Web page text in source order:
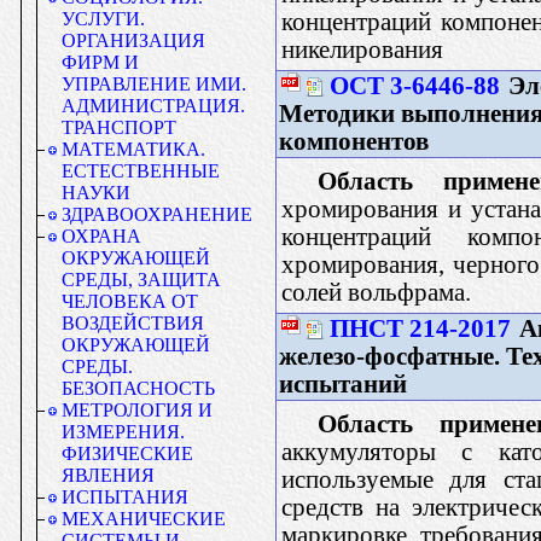
УСЛУГИ.
ОРГАНИЗАЦИЯ
ФИРМ И
УПРАВЛЕНИЕ ИМИ.
АДМИНИСТРАЦИЯ.
ТРАНСПОРТ
МАТЕМАТИКА.
ЕСТЕСТВЕННЫЕ
НАУКИ
ЗДРАВООХРАНЕНИЕ
ОХРАНА
ОКРУЖАЮЩЕЙ
СРЕДЫ, ЗАЩИТА
ЧЕЛОВЕКА ОТ
ВОЗДЕЙСТВИЯ
ОКРУЖАЮЩЕЙ
СРЕДЫ.
БЕЗОПАСНОСТЬ
МЕТРОЛОГИЯ И
ИЗМЕРЕНИЯ.
ФИЗИЧЕСКИЕ
ЯВЛЕНИЯ
ИСПЫТАНИЯ
МЕХАНИЧЕСКИЕ
концентраций
никелирования
ОСТ 3-6446-88
Методики
компонентов
Область
хромирования и
концентраций
хромирования,
солей вольфрама.
ПНСТ 214-2017
железо-фосфатные.
испытаний
Область
аккумуляторы с
используемые для
средств на
маркировке,